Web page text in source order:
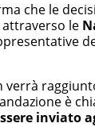
che le
le
verrà
è
inviato